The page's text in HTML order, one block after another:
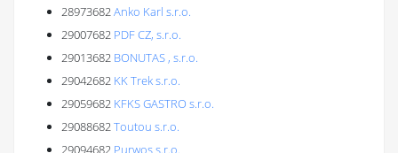
28973682Anko Karl s.r.o.
29007682 PDF CZ, s.r.o.
29013682 BONUTAS , s.r.o.
29042682 KK Trek s.r.o.
29059682 KFKS GASTRO s.r.o.
29088682Toutou s.r.o.
29094682 Purwos s.r.o.